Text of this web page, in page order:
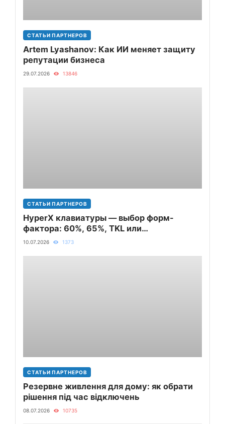
СТАТЬИ ПАРТНЕРОВ
Artem Lyashanov: Как ИИ меняет защиту
репутации бизнеса
29.07.2026 13846
СТАТЬИ ПАРТНЕРОВ
HyperX клавиатуры — выбор форм-
фактора: 60%, 65%, TKL или
полноразмерная
10.07.2026 1373
СТАТЬИ ПАРТНЕРОВ
Резервне живлення для дому: як обрати
рішення під час відключень
08.07.2026 10735